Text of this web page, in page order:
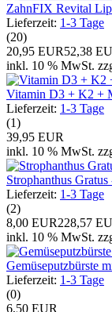
ZahnFIX Revital
Lieferzeit: 1-3 Tage
(20)
20,95 EUR52,38
inkl. 10 % MwSt.
Vitamin D3 + K2 +
Lieferzeit: 1-3 Tage
(1)
39,95 EUR
inkl. 10 % MwSt.
Strophanthus
Lieferzeit: 1-3 Tage
(2)
8,00 EUR228,57
inkl. 10 % MwSt.
Gemüseputzbürste
Lieferzeit: 1-3 Tage
(0)
6,50 EUR